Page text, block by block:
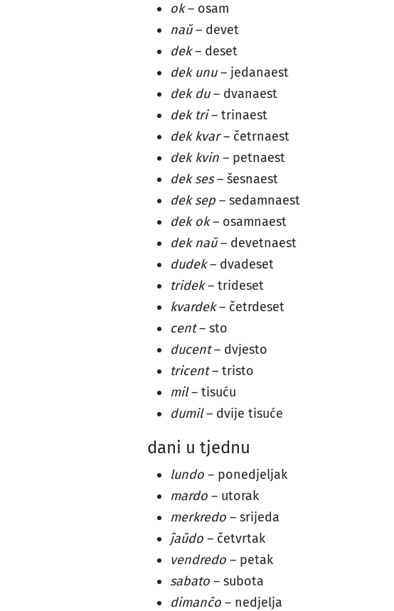
ok– osam
naŭ– devet
dek– deset
dek unu– jedanaest
dek du– dvanaest
dek tri– trinaest
dek kvar– četrnaest
dek kvin – petnaest
dek ses– šesnaest
dek sep – sedamnaest
dek ok– osamnaest
dek naŭ– devetnaest
dudek– dvadeset
tridek– trideset
kvardek– četrdeset
cent– sto
ducent– dvjesto
tricent– tristo
mil– tisuću
dumil– dvije tisuće
dani u tjednu
lundo – ponedjeljak
mardo – utorak
merkredo – srijeda
ĵaŭdo – četvrtak
vendredo – petak
sabato – subota
dimanĉo – nedjelja